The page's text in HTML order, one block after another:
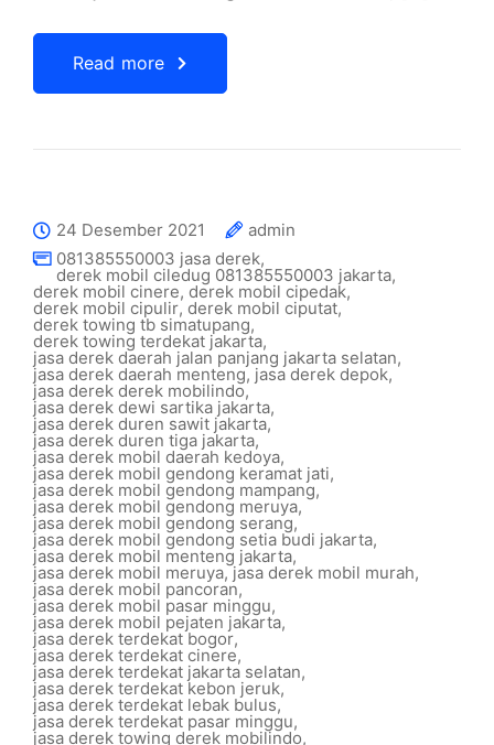
Read more
24 Desember 2021
admin
081385550003 jasa derek,
derek mobil ciledug 081385550003 jakarta,
derek mobil cinere, derek mobil cipedak,
derek mobil cipulir, derek mobil ciputat,
derek towing tb simatupang,
derek towing terdekat jakarta,
jasa derek daerah jalan panjang jakarta selatan,
jasa derek daerah menteng, jasa derek depok,
jasa derek derek mobilindo,
jasa derek dewi sartika jakarta,
jasa derek duren sawit jakarta,
jasa derek duren tiga jakarta,
jasa derek mobil daerah kedoya,
jasa derek mobil gendong keramat jati,
jasa derek mobil gendong mampang,
jasa derek mobil gendong meruya,
jasa derek mobil gendong serang,
jasa derek mobil gendong setia budi jakarta,
jasa derek mobil menteng jakarta,
jasa derek mobil meruya,jasa derek mobil murah,
jasa derek mobil pancoran,
jasa derek mobil pasar minggu,
jasa derek mobil pejaten jakarta,
jasa derek terdekat bogor,
jasa derek terdekat cinere,
jasa derek terdekat jakarta selatan,
jasa derek terdekat kebon jeruk,
jasa derek terdekat lebak bulus,
jasa derek terdekat pasar minggu,
jasa derek towing derek mobilindo,